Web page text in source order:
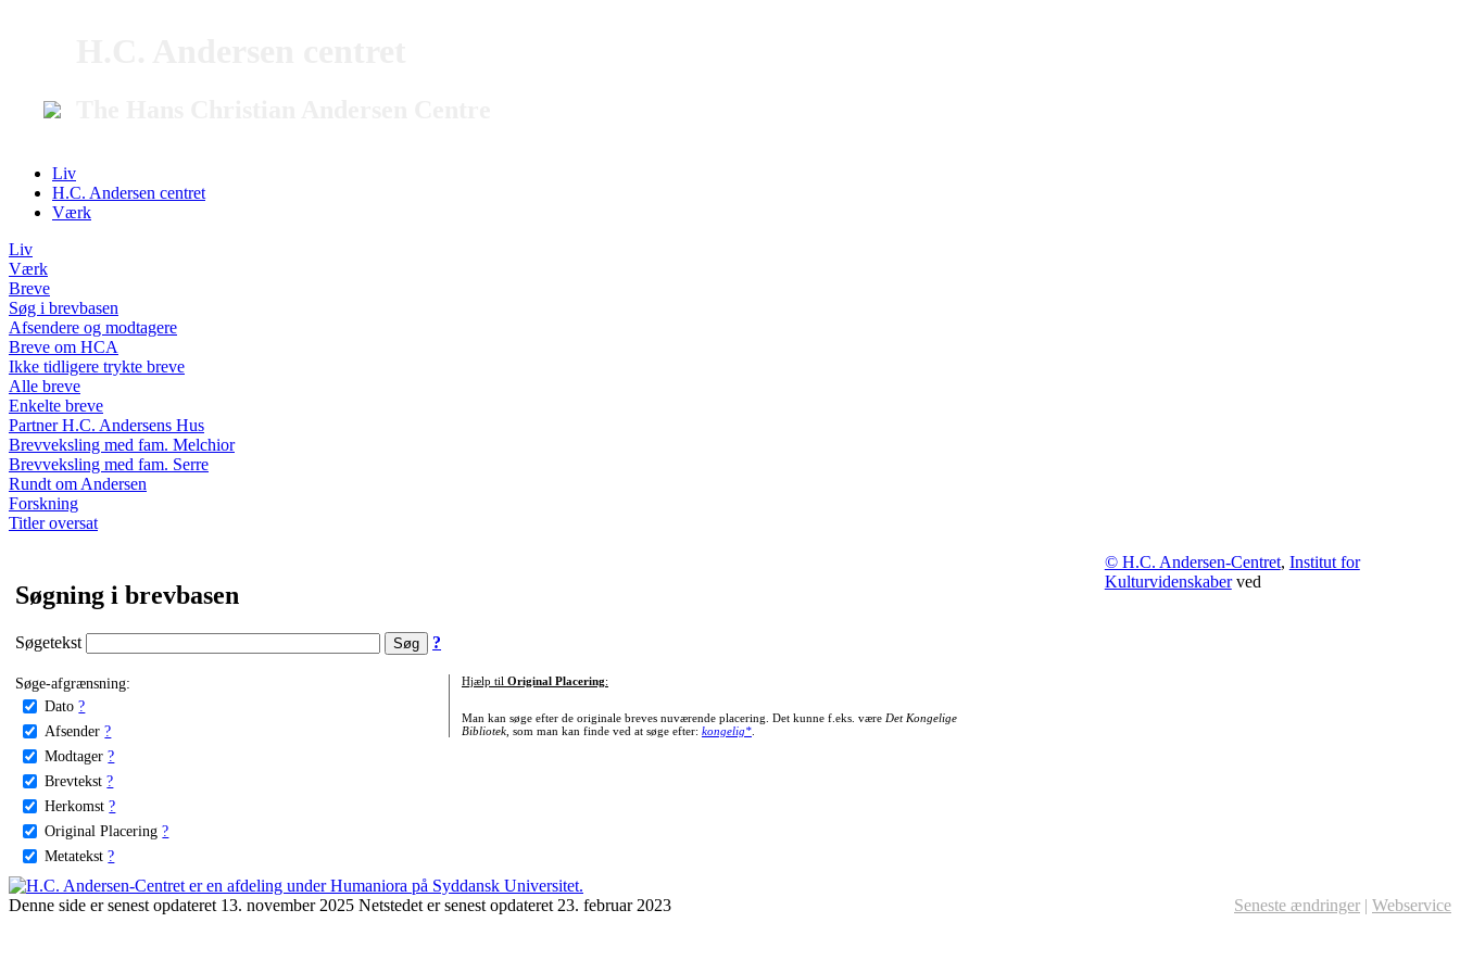
Liv
H.C. Andersen centret
Værk
Liv
Værk
Breve
Søg i brevbasen
Afsendere og modtagere
Breve om HCA
Ikke tidligere trykte breve
Alle breve
Enkelte breve
Partner H.C. Andersens Hus
Brevveksling med fam. Melchior
Brevveksling med fam. Serre
Rundt om Andersen
Forskning
Titler oversat
Søgning i brevbasen
Søgetekst ?
Søge-afgrænsning:
Dato ?
Afsender ?
Modtager ?
Brevtekst ?
Herkomst ?
Original Placering ?
Metatekst ?
Hjælp til Original Placering:
Man kan søge efter de originale breves nuværende placering. Det kunne f.eks. være Det Kongelige
Bibliotek, som man kan finde ved at søge efter: kongelig*.
© H.C. Andersen-Centret, Institut for
Kulturvidenskaberved
Denne side er senest opdateret 13. november 2025 Netstedet er senest opdateret 23. februar 2023 Seneste ændringer | Webservice